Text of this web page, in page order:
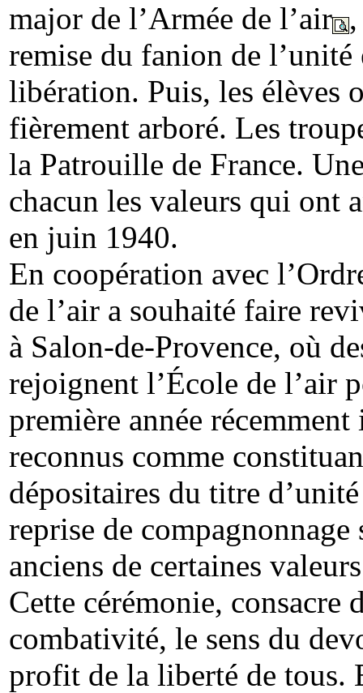
major de l’Armée de l’air
remise du fanion de
libération. Puis, les élèves
fièrement arboré. Les
la Patrouille de France.
chacun les valeurs qui ont
en juin 1940.
En coopération avec
de l’air a souhaité faire
à Salon-de-Provence, où
rejoignent l’École de l’air
première année
reconnus comme
dépositaires du titre
reprise de
anciens de certaines
Cette cérémonie,
combativité, le sens du
profit de la liberté de tous.